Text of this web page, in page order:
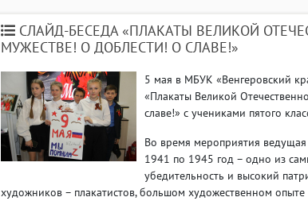
СЛАЙД-БЕСЕДА «ПЛАКАТЫ ВЕЛИКОЙ
МУЖЕСТВЕ! О ДОБЛЕСТИ! О СЛАВЕ!»
5 мая в МБУК «Венгеровский
«Плакаты Великой
славе!» с учениками пятого
Во время мероприятия ведущая
1941 по 1945 год – одно из
убедительность и высокий
художников – плакатистов, большом художественном